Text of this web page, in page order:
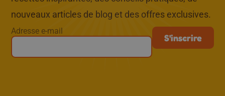
nouveaux articles de blog et des offres exclusives.
Adresse e-mail